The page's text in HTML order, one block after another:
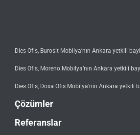
Dies Ofis, Burosit Mobilya’nın Ankara yetkili
Dies Ofis, Moreno Mobilya’nın Ankara yetkili
Dies Ofis, Doxa Ofis Mobilya’nın Ankara yetkili
Çözümler
Referanslar